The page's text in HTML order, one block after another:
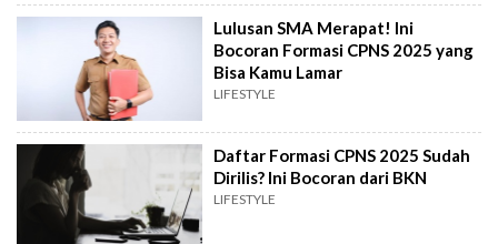
Lulusan SMA Merapat! Ini
Bocoran Formasi CPNS 2025 yang
Bisa Kamu Lamar
LIFESTYLE
Daftar Formasi CPNS 2025 Sudah
Dirilis? Ini Bocoran dari BKN
LIFESTYLE